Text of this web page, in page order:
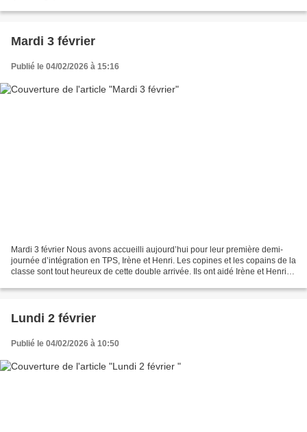
Mardi 3 février
Publié le 04/02/2026 à 15:16
Mardi 3 février Nous avons accueilli aujourd’hui pour leur première demi-
journée d’intégration en TPS, Irène et Henri. Les copines et les copains de la
classe sont tout heureux de cette double arrivée. Ils ont aidé Irène et Henri à
Lundi 2 février
Publié le 04/02/2026 à 10:50